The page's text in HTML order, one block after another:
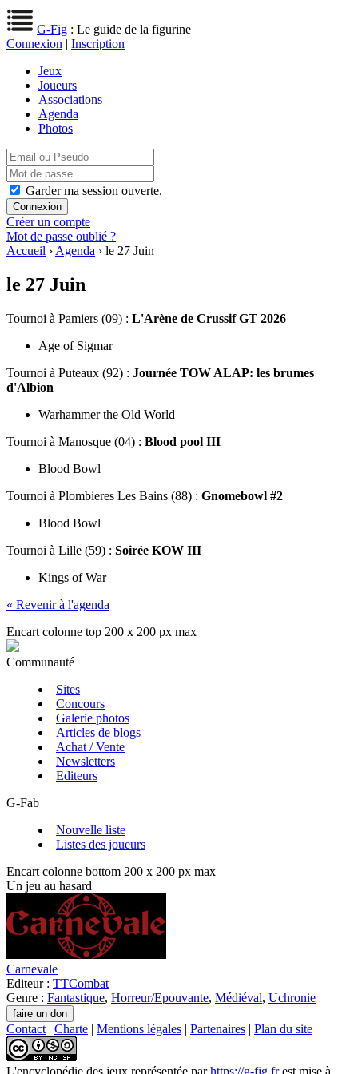
G-Fig : Le guide de la figurine
Connexion | Inscription
Jeux
Joueurs
Associations
Agenda
Photos
Garder ma session ouverte.
Créer un compte
Mot de passe oublié ?
Accueil › Agenda › le 27 Juin
le 27 Juin
Tournoi à Pamiers (09) : L'Arène de Crussif GT 2026
Age of Sigmar
Tournoi à Puteaux (92) : Journée TOW ALAP: les brumes
d'Albion
Warhammer the Old World
Tournoi à Manosque (04) : Blood pool III
Blood Bowl
Tournoi à Plombieres Les Bains (88) : Gnomebowl #2
Blood Bowl
Tournoi à Lille (59) : Soirée KOW III
Kings of War
« Revenir à l'agenda
Encart colonne top 200 x 200 px max
Communauté
Sites
Concours
Galerie photos
Articles de blogs
Achat / Vente
Newsletters
Editeurs
G-Fab
Nouvelle liste
Listes des joueurs
Encart colonne bottom 200 x 200 px max
Un jeu au hasard
Carnevale
Editeur : TTCombat
Genre : Fantastique, Horreur/Epouvante, Médiéval, Uchronie
Contact | Charte | Mentions légales | Partenaires | Plan du site
L'encyclopédie des jeux représentée parhttps://g-fig.frest mise à